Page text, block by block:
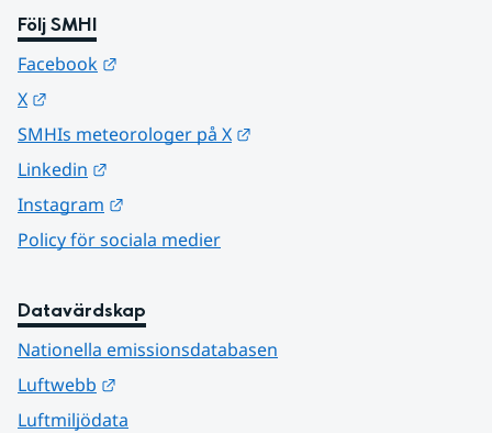
Följ SMHI
Facebook
X
SMHIs meteorologer på X
Linkedin
Instagram
Policy för sociala medier
Datavärdskap
Nationella emissionsdatabasen
Luftwebb
Luftmiljödata